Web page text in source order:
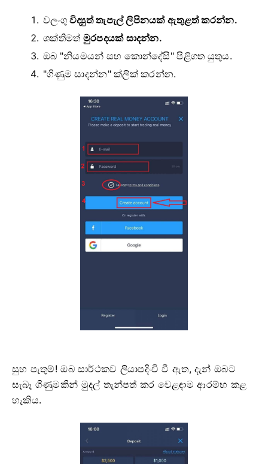
වලංගුවිද්‍යුත් තැපැල් ලිපිනයක් ඇතුළත් කරන්න.
ශක්තිමත් මුරපදයක් සාදන්න.
ඔබ "නියමයන් සහ කොන්දේසි" පිළිගත යුතුය.
"ගිණුම සාදන්න" ක්ලික් කරන්න.
සුභ පැතුම්! ඔබ සාර්ථකව ලියාපදිංචි වී ඇත, දැන් ඔබට
සැබෑ ගිණුමකින් මුදල් තැන්පත් කර වෙළඳාම ආරම්භ කළ
හැකිය.